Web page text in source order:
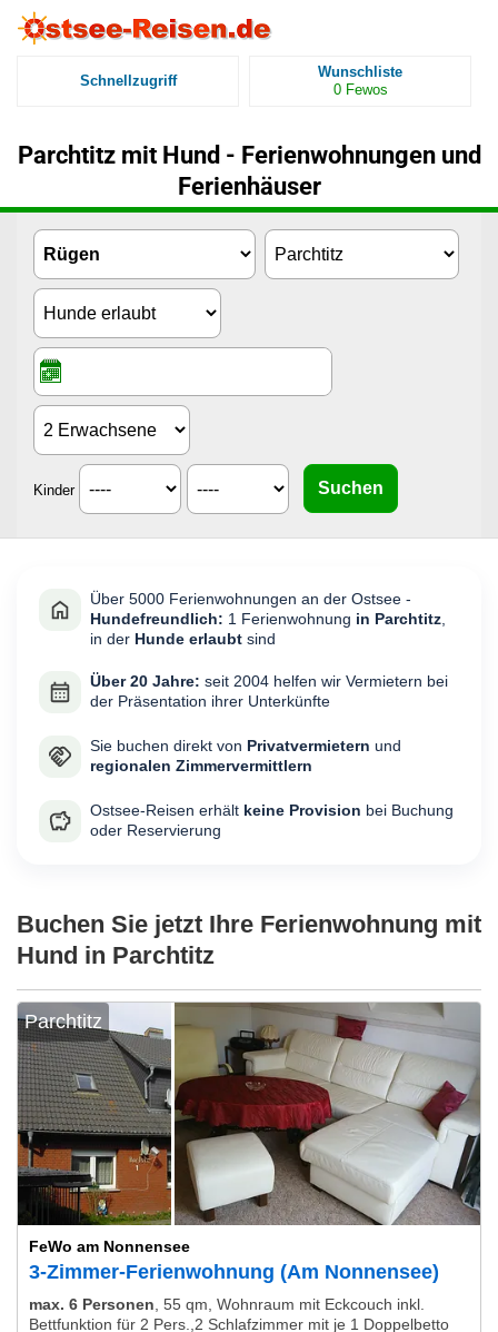
Schnellzugriff
Wunschliste
0 Fewos
Parchtitz mit Hund - Ferienwohnungen und
Ferienhäuser
Kinder
Über 5000 Ferienwohnungen an der Ostsee -
Hundefreundlich: 1 Ferienwohnung in Parchtitz
in der Hunde erlaubt sind
Über 20 Jahre: seit 2004 helfen wir Vermietern bei
der Präsentation ihrer Unterkünfte
Sie buchen direkt von Privatvermietern und
regionalen Zimmervermittlern
Ostsee-Reisen erhält keine Provision bei Buchung
oder Reservierung
Buchen Sie jetzt Ihre Ferienwohnung mit
Hund in Parchtitz
Parchtitz
FeWo am Nonnensee
3-Zimmer-Ferienwohnung (Am Nonnensee)
max. 6 Personen 55 qm, Wohnraum mit Eckcouch inkl.
Bettfunktion für 2 Pers.,2 Schlafzimmer mit je 1 Doppelbetto